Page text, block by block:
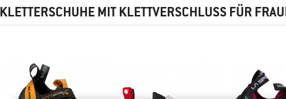
KLETTERSCHUHE MIT KLETTVERSCHLUSS FÜR